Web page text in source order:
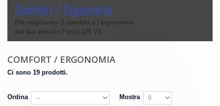
Comfort / Ergonomia
Per migliorare il comfort e l'ergonomia
del tuo veicolo Forza 125 V4.
COMFORT / ERGONOMIA
Ci sono 19 prodotti.
Ordina
Mostra